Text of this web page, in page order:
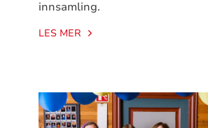
innsamling.
LES MER